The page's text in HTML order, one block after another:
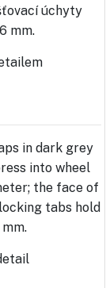
úchyty
mm.
in dark grey
into wheel
the face of
tabs hold